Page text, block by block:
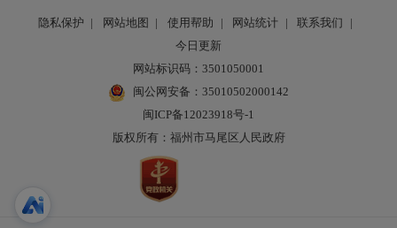
隐私保护 | 网站地图 | 使用帮助 | 网站统计 | 联系我们
|
今日更新
网站标识码：3501050001
闽公网安备：35010502000142
闽ICP备12023918号-1
版权所有：福州市马尾区人民政府